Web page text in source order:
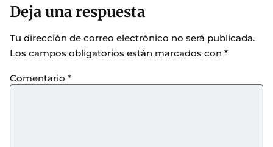
Deja una respuesta
Tu dirección de correo electrónico no será publicada.
Los campos obligatorios están marcados con *
Comentario *